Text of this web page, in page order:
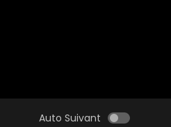
Auto Suivant